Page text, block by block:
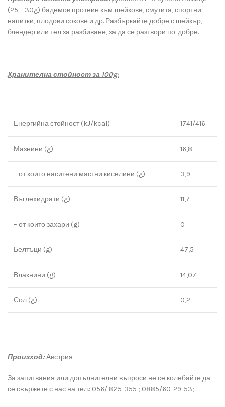
(25 – 30g) бадемов протеин към шейкове, смутита, спортни
напитки, плодови сокове и др. Разбъркайте добре с шейкър,
блендер или тел за разбиване, за да се разтвори по-добре.
Хранителна стойност за 100g:
Енергийна стойност (kJ/kcal) 1741/416
Мазнини (g) 16,8
– от които наситени мастни киселини (g) 3,9
Въглехидрати (g) 11,7
– от които захари (g) 0
Белтъци (g) 47,5
Влакнини (g) 14,07
Сол (g) 0,2
Произход:Австрия
За запитвания или допълнителни въпроси не се колебайте да
се свържете с нас на тел.: 056/ 825-355 ; 0885/60-29-53;